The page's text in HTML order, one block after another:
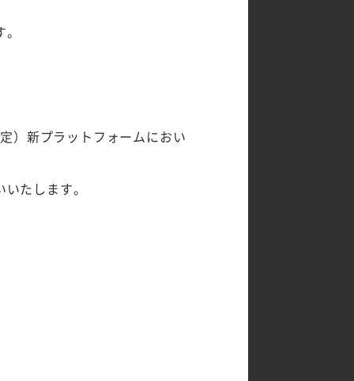
）新プラットフォームにおい
たします。